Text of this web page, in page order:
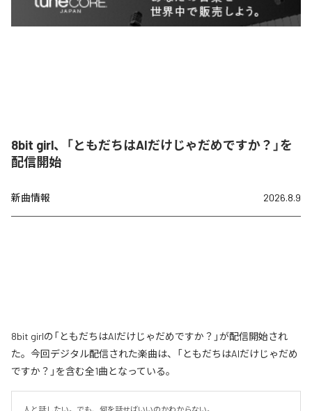
8bit girl、「ともだちはAIだけじゃだめですか？」を
配信開始
新曲情報 2026.8.9
8bit girlの「ともだちはAIだけじゃだめですか？」が配信開始され
た。今回デジタル配信された楽曲は、「ともだちはAIだけじゃだめ
ですか？」を含む全1曲となっている。